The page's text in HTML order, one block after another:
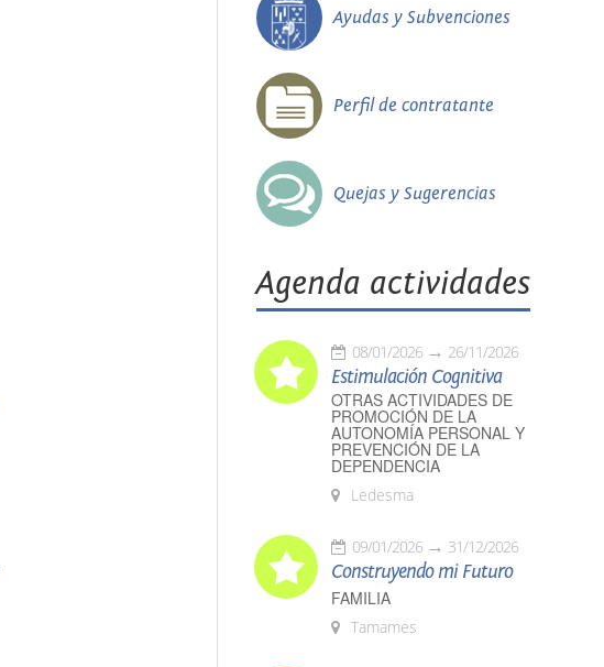
Ayudas y Subvenciones
Perfil de contratante
Quejas y Sugerencias
Agenda actividades
08/01/2026 26/11/2026
Estimulación Cognitiva
OTRAS ACTIVIDADES DE
PROMOCIÓN DE LA
AUTONOMÍA PERSONAL Y
PREVENCIÓN DE LA
DEPENDENCIA
Ledesma
09/01/2026 31/12/2026
Construyendo mi Futuro
FAMILIA
Tamames